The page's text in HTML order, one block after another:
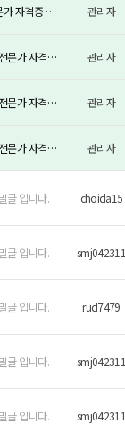
자격증 안
관리자
문가 자격증
관리자
문가 자격증
관리자
문가 자격증
관리자
글 입니다. choida15
글 입니다. smj042311
글 입니다. rud7479
글 입니다. smj042311
글 입니다. smj042311